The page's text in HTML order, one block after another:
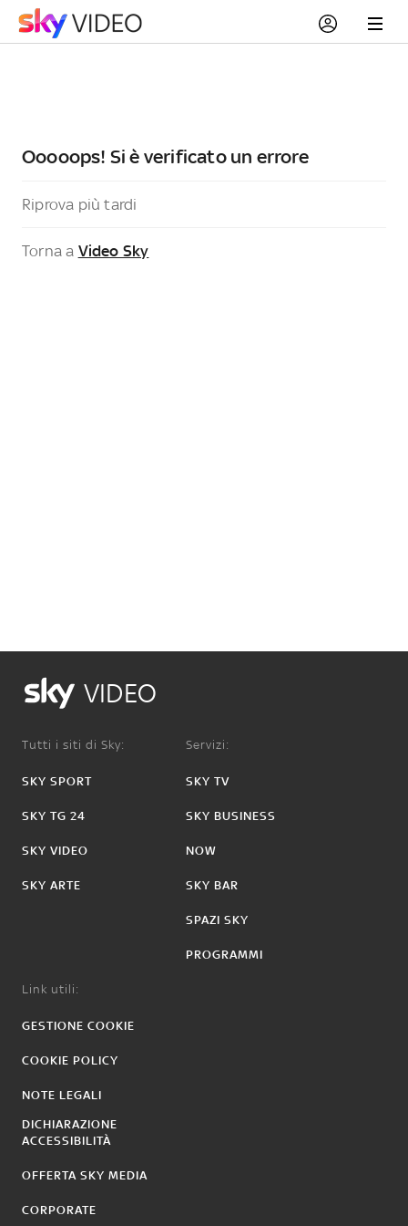
Ooooops! Si è verificato un errore
Riprova più tardi
Torna a Video Sky
VIDEO
Tutti i siti di Sky:
SKY SPORT
SKY TG 24
SKY VIDEO
SKY ARTE
Servizi:
SKY TV
SKY BUSINESS
NOW
SKY BAR
SPAZI SKY
PROGRAMMI
Link utili:
GESTIONE COOKIE
COOKIE POLICY
NOTE LEGALI
DICHIARAZIONE
ACCESSIBILITÀ
OFFERTA SKY MEDIA
CORPORATE